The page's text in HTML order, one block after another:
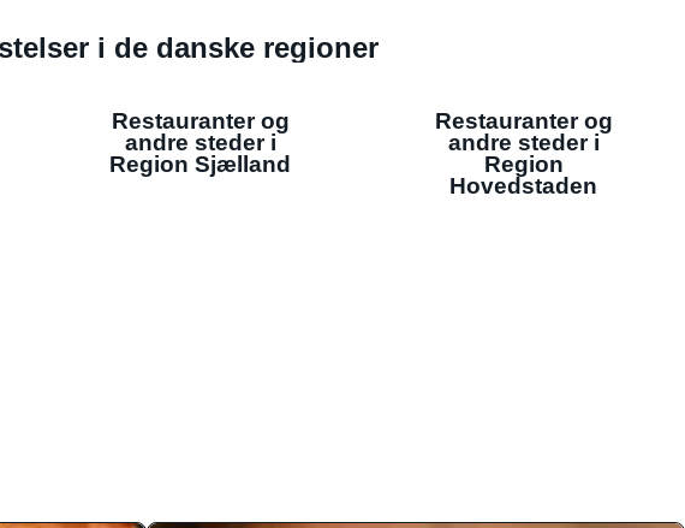
i de danske regioner
Restauranter og
andre steder i
Region Sjælland
Restauranter og
andre steder i
Region
Hovedstaden